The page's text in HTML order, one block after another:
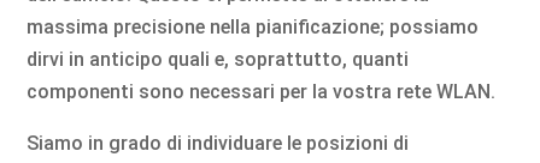
massima precisione nella pianificazione; possiamo
dirvi in anticipo quali e, soprattutto, quanti
componenti sono necessari per la vostra rete WLAN.
Siamo in grado di individuare le posizioni di